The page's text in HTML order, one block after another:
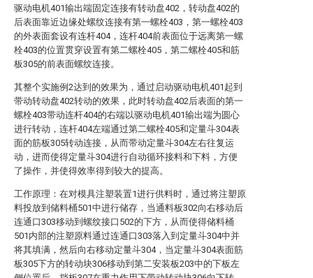
驱动电机401输出端固定连接有转动盘402，转动盘402的
后表面靠近边缘处螺纹连接有第一螺栓403，第一螺栓403
的外表面套设有连杆404，连杆404前表面位于远离第一螺
栓403的位置贯穿设置有第二螺栓405，第二螺栓405和筋
板305的前表面螺纹连接。
其整个实施例2达到的效果为，通过启动驱动电机401起到
带动转动盘402转动的效果，此时转动盘402后表面的第一
螺栓403带动连杆404的右端以驱动电机401输出端为圆心
进行转动，连杆404左端通过第二螺栓405和定量斗304表
面的筋板305转动连接，从而带动定量斗304左右往复运
动，进而使得定量斗304进行自动循环接料和下料，方便
了操作，并使得效率得到较大的提高。
工作原理：在对模具注塑装置1进行供料时，通过将注塑原
料投放到储料桶501中进行储存，当通料板302向右移动后
连通口303移动到螺纹接口502的下方，从而使得储料桶
501内部的注塑原料通过连通口303落入到定量斗304中并
将其填满，然后向右移动定量斗304，当定量斗304表面筋
板305下方的转动块306移动到第二安装板203中的下板左